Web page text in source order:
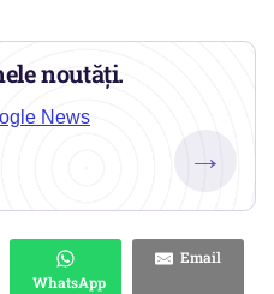
noutăți.
News
→
WhatsApp
Email